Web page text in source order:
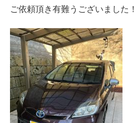
ご依頼頂き有難うございました！